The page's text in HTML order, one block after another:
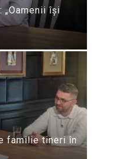
„Oamenii își
familie tineri în